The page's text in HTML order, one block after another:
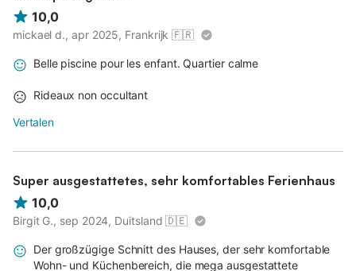
10,0
mickael d., apr 2025, Frankrijk 🇫🇷
Belle piscine pour les enfant. Quartier calme
Rideaux non occultant
Vertalen
Super ausgestattetes, sehr komfortables Ferienhaus
10,0
Birgit G., sep 2024, Duitsland 🇩🇪
Der großzügige Schnitt des Hauses, der sehr komfortable
Wohn- und Küchenbereich, die mega ausgestattete